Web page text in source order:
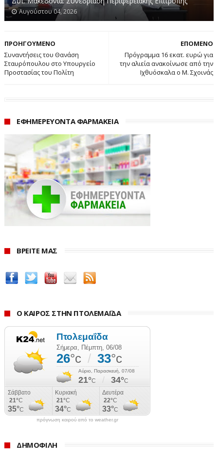
εργοστασίου, όπου φέρεται να υπήρχαν εκρηκτικά και
πυροκροτητές οι οποίοι και την προκάλεσαν.
ΣΥΝΤΑΞΗ: ΜΑΚΗΣ ΝΑΣΙΑΔΗΣ
www.ertnews.gr
Αυγούστου 04, 2026
ΕΠΟΜΕΝΟ
Πρόγραμμα 16 εκατ. ευρώ για
την αλιεία ανακοίνωσε από την
Ιχθυόσκαλα ο Μ. Σχοινάς
ΠΡΟΗΓΟΥΜΕΝΟ
Συναντήσεις του Θανάση
Σταυρόπουλου στο Υπουργείο
Προστασίας του Πολίτη
ΕΦΗΜΕΡΕΥΟΝΤΑ ΦΑΡΜΑΚΕΙΑ
ΒΡΕΙΤΕ ΜΑΣ
Ο ΚΑΙΡΟΣ ΣΤΗΝ ΠΤΟΛΕΜΑΪΔΑ
πρόγνωση καιρού από το weather.gr
ΔΗΜΟΦΙΛΗ